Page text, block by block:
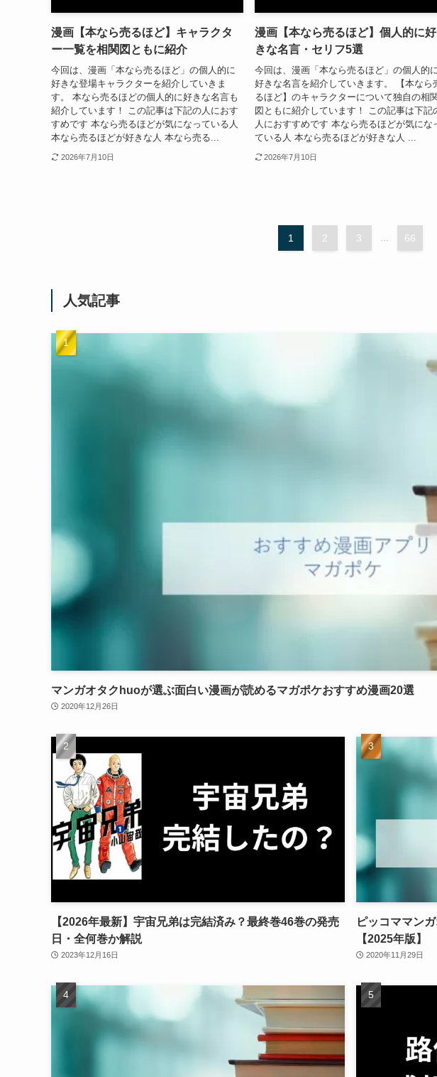
漫画【本なら売るほど】キャラクタ
ー一覧を相関図ともに紹介
今回は、漫画「本なら売るほど」の個人的に
好きな登場キャラクターを紹介していきま
す。 本なら売るほどの個人的に好きな名言も
紹介しています！ この記事は下記の人におす
すめです 本なら売るほどが気になっている人
本なら売るほどが好きな人 本なら売る...
2026年7月10日
漫画【本なら売るほど】個人的に好
きな名言・セリフ5選
今回は、漫画「本なら売るほど」の個人的に
好きな名言を紹介していきます。 【本なら
るほど】のキャラクターについて独自の相
図ともに紹介しています！ この記事は下記
人におすすめです 本なら売るほどが気にな
ている人 本なら売るほどが好きな人 ...
2026年7月10日
1 2 3 66
人気記事
マンガオタクhuoが選ぶ面白い漫画が読めるマガポケおすすめ漫画20選
2020年12月26日
【2026年最新】宇宙兄弟は完結済み？最終巻46巻の発売
日・全何巻か解説
2023年12月16日
ピッコママン
【2025年版】
2020年11月29日